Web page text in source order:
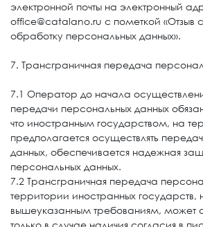
электронной почты на электронный
office@catalano.ru с пометкой «Отзыв
обработку персональных данных».
7. Трансграничная передача
7.1 Оператор до начала
передачи персональных данных
что иностранным государством, на
предполагается осуществлять
данных, обеспечивается надежная
персональных данных.
7.2 Трансграничная передача
территории иностранных государств,
вышеуказанным требованиям, может
только в случае наличия согласия в